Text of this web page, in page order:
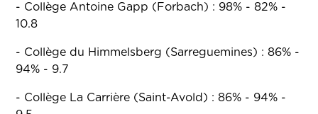
- Collège Antoine Gapp (Forbach) : 98% - 82% -
10.8
- Collège du Himmelsberg (Sarreguemines) : 86% -
94% - 9.7
- Collège La Carrière (Saint-Avold) : 86% - 94% -